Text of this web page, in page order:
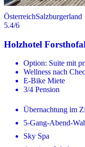
ÖsterreichSalzburgerland
5.4/6
Holzhotel
Option: Suite mit
Wellness nach
E-Bike Miete
3/4 Pension
Übernachtung im
5-Gang-Abend-
Sky Spa